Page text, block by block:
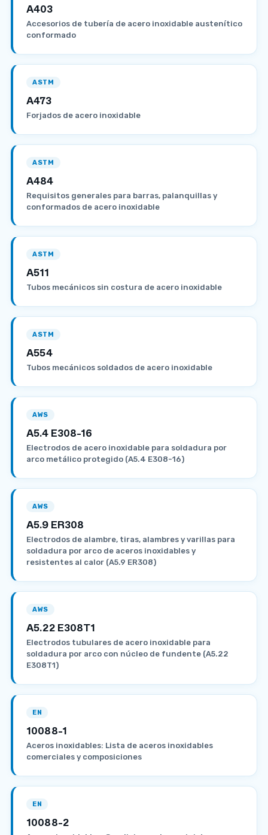
A403
Accesorios de tubería de acero inoxidable austenítico
conformado
ASTM
A473
Forjados de acero inoxidable
ASTM
A484
Requisitos generales para barras, palanquillas y
conformados de acero inoxidable
ASTM
A511
Tubos mecánicos sin costura de acero inoxidable
ASTM
A554
Tubos mecánicos soldados de acero inoxidable
AWS
A5.4 E308-16
Electrodos de acero inoxidable para soldadura por
arco metálico protegido (A5.4 E308-16)
AWS
A5.9 ER308
Electrodos de alambre, tiras, alambres y varillas para
soldadura por arco de aceros inoxidables y
resistentes al calor (A5.9 ER308)
AWS
A5.22 E308T1
Electrodos tubulares de acero inoxidable para
soldadura por arco con núcleo de fundente (A5.22
E308T1)
EN
10088-1
Aceros inoxidables: Lista de aceros inoxidables
comerciales y composiciones
EN
10088-2